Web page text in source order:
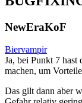
NewEraKoF
Biervampir
Ja, bei Punkt 7 hast
machen, um
Das gilt dann aber